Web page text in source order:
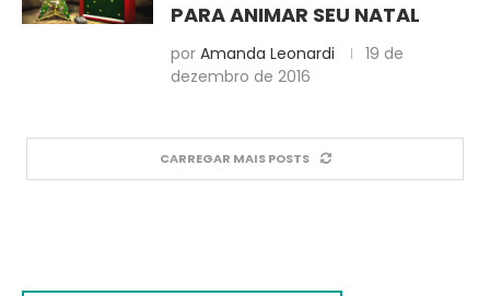
PARA ANIMAR SEU NATAL
por Amanda Leonardi
19 de
dezembro de 2016
CARREGAR MAIS POSTS